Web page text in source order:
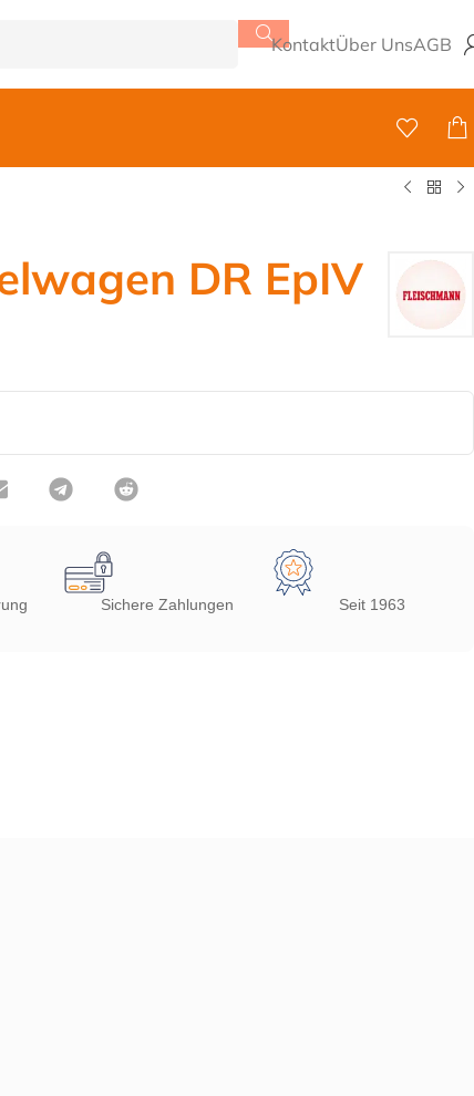
KontaktÜber UnsAGB
DR EpIV
Sichere Zahlungen Seit 1963